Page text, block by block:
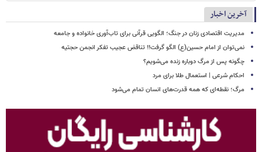
آخرین اخبار
مدیریت اقتصادی زنان در جنگ؛ الگویی قرآنی برای تاب‌آوری خانواده و جامعه
نمی‌توان از امام حسین(ع) الگو گرفت‼ تناقض عجیب تفکر انجمن حجتیه
چگونه پس از مرگ دوباره زنده می‌شویم؟
احکام شرعی | استعمال طلا برای مرد
مرگ؛ نقطه‌ای که همه قدرت‌های انسان تمام می‌شود